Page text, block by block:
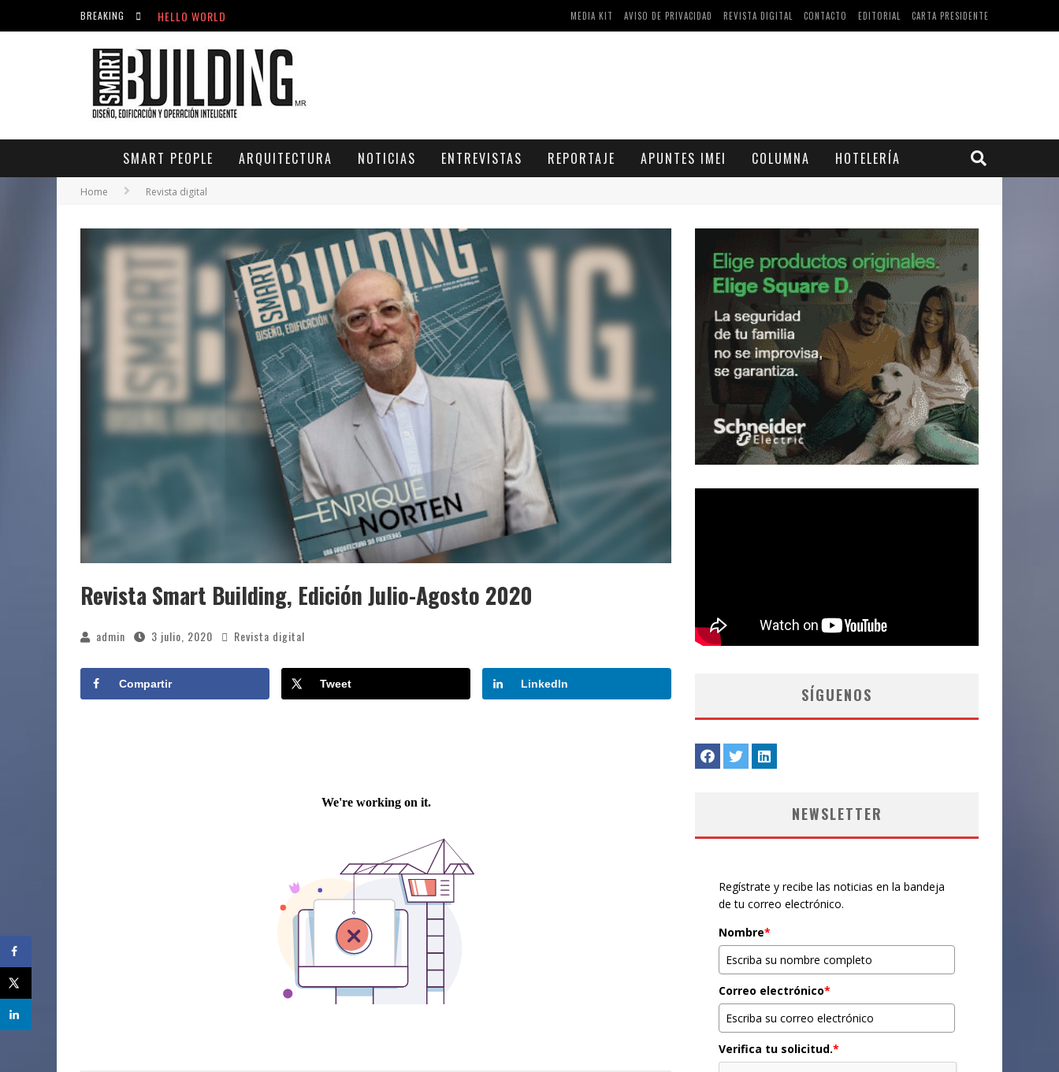
BREAKING
HELLO WORLD
ACICLOVIR EN FARMACIA VIOLÁN: CREMAS Y COMPRIMIDOS DISPONIBLES
CARTA PRESIDENTE
EDITORIAL
CONTACTO
REVISTA DIGITAL
AVISO DE PRIVACIDAD
MEDIA KIT
SMART PEOPLE ARQUITECTURA NOTICIAS ENTREVISTAS REPORTAJE APUNTES IMEI COLUMNA HOTELERÍA
Home Revista digital
Revista Smart Building, Edición Julio-Agosto 2020
admin 3 julio, 2020 Revista digital
Compartir Tweet LinkedIn
SÍGUENOS
NEWSLETTER
Regístrate y recibe las noticias en la bandeja
de tu correo electrónico.
Nombre*
Correo electrónico*
Verifica tu solicitud.*